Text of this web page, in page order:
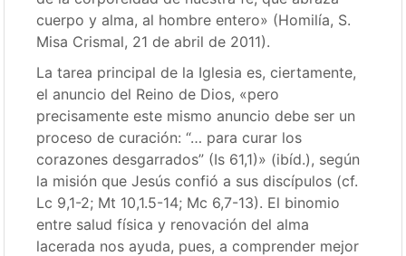
cuerpo y alma, al hombre entero» (Homilía, S.
Misa Crismal, 21 de abril de 2011).
La tarea principal de la Iglesia es, ciertamente,
el anuncio del Reino de Dios, «pero
precisamente este mismo anuncio debe ser un
proceso de curación: “… para curar los
corazones desgarrados” (Is 61,1)» (ibíd.), según
la misión que Jesús confió a sus discípulos (cf.
Lc 9,1-2; Mt 10,1.5-14; Mc 6,7-13). El binomio
entre salud física y renovación del alma
lacerada nos ayuda, pues, a comprender mejor